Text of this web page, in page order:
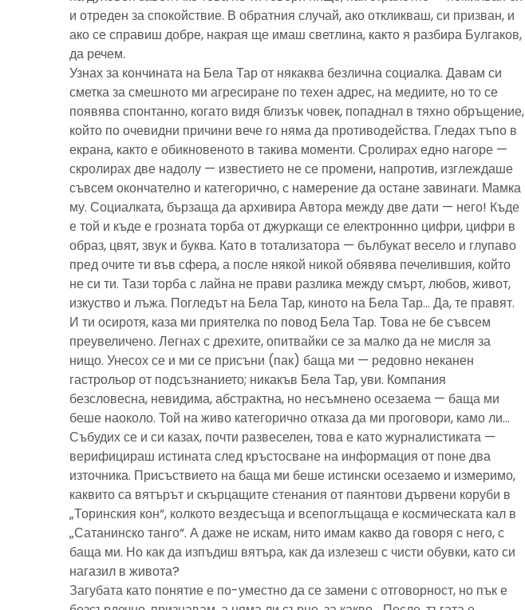
и отреден за спокойствие. В обратния случай, ако откликваш, си призван, и
ако се справиш добре, накрая ще имаш светлина, както я разбира Булгаков,
да речем.
Узнах за кончината на Бела Тар от някаква безлична социалка. Давам си
сметка за смешното ми агресиране по техен адрес, на медиите, но то се
появява спонтанно, когато видя близък човек, попаднал в тяхно обръщение,
който по очевидни причини вече го няма да противодейства. Гледах тъпо в
екрана, както е обикновеното в такива моменти. Сролирах едно нагоре —
скролирах две надолу — известието не се промени, напротив, изглеждаше
съвсем окончателно и категорично, с намерение да остане завинаги. Мамка
му. Социалката, бързаща да архивира Автора между две дати — него! Къде
е той и къде е грозната торба от джуркащи се електроннно цифри, цифри в
образ, цвят, звук и буква. Като в тотализатора — бълбукат весело и глупаво
пред очите ти във сфера, а после някой никой обявява печелившия, който
не си ти. Тази торба с лайна не прави разлика между смърт, любов, живот,
изкуство и лъжа. Погледът на Бела Тар, киното на Бела Тар… Да, те правят.
И ти осиротя, каза ми приятелка по повод Бела Тар. Това не бе съвсем
преувеличено. Легнах с дрехите, опитвайки се за малко да не мисля за
нищо. Унесох се и ми се присъни (пак) баща ми — редовно неканен
гастрольор от подсъзнанието; никакъв Бела Тар, уви. Компания
безсловесна, невидима, абстрактна, но несъмнено осезаема — баща ми
беше наоколо. Той на живо категорично отказа да ми проговори, камо ли…
Събудих се и си казах, почти развеселен, това е като журналистиката —
верифицираш истината след кръстосване на информация от поне два
източника. Присъствието на баща ми беше истински осезаемо и измеримо,
каквито са вятърът и скърцащите стенания от паянтови дървени коруби в
„Торинския кон“, колкото вездесъща и всепоглъщаща е космическата кал в
„Сатанинско танго“. А даже не искам, нито имам какво да говоря с него, с
баща ми. Но как да изпъдиш вятъра, как да излезеш с чисти обувки, като си
нагазил в живота?
Загубата като понятие е по-уместно да се замени с отговорност, но пък е